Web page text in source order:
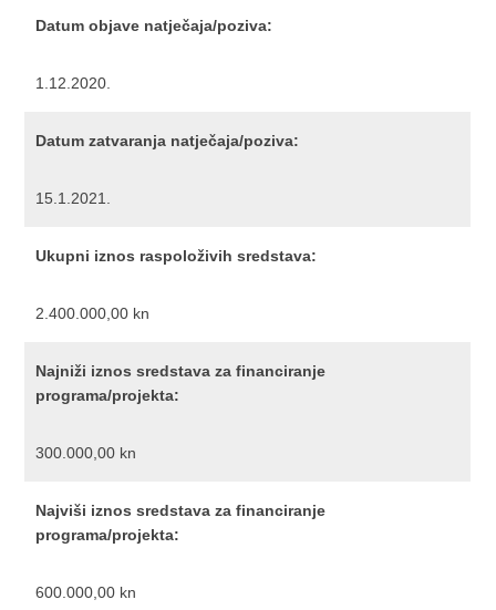
Datum objave natječaja/poziva:
1.12.2020.
Datum zatvaranja natječaja/poziva:
15.1.2021.
Ukupni iznos raspoloživih sredstava:
2.400.000,00 kn
Najniži iznos sredstava za financiranje
programa/projekta:
300.000,00 kn
Najviši iznos sredstava za financiranje
programa/projekta:
600.000,00 kn